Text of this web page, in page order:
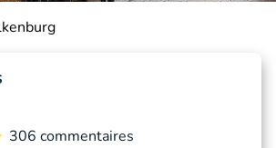
306 commentaires